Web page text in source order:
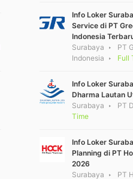
Info Loker
Service di PT
Indonesia
Surabaya
PT
Indonesia
Full
Info Loker
Dharma Lautan
Surabaya
PT
Time
Info Loker
Planning di PT
2026
Surabaya
PT